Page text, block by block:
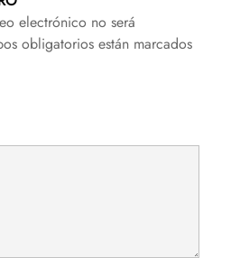
electrónico no será
obligatorios están marcados